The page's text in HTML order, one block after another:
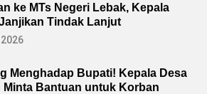
ke MTs Negeri Lebak, Kepala
Tindak Lanjut
Menghadap Bupati! Kepala Desa
Minta Bantuan untuk Korban